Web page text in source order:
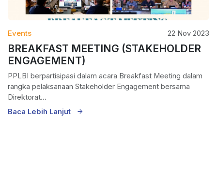
Events 22 Nov 2023
BREAKFAST MEETING (STAKEHOLDER
ENGAGEMENT)
PPLBI berpartisipasi dalam acara Breakfast Meeting dalam
rangka pelaksanaan Stakeholder Engagement bersama
Direktorat...
Baca Lebih Lanjut